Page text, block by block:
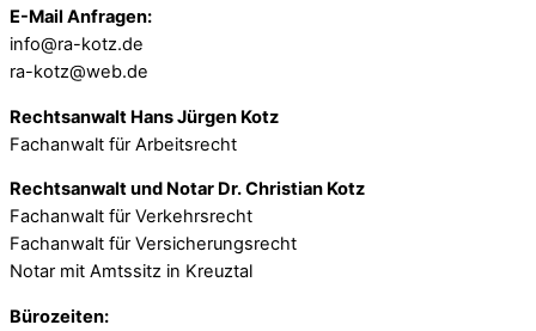
E-Mail Anfragen:
info@ra-kotz.de
ra-kotz@web.de
Rechtsanwalt Hans Jürgen Kotz
Fachanwalt für Arbeitsrecht
Rechtsanwalt und Notar Dr. Christian Kotz
Fachanwalt für Verkehrsrecht
Fachanwalt für Versicherungsrecht
Notar mit Amtssitz in Kreuztal
Bürozeiten: